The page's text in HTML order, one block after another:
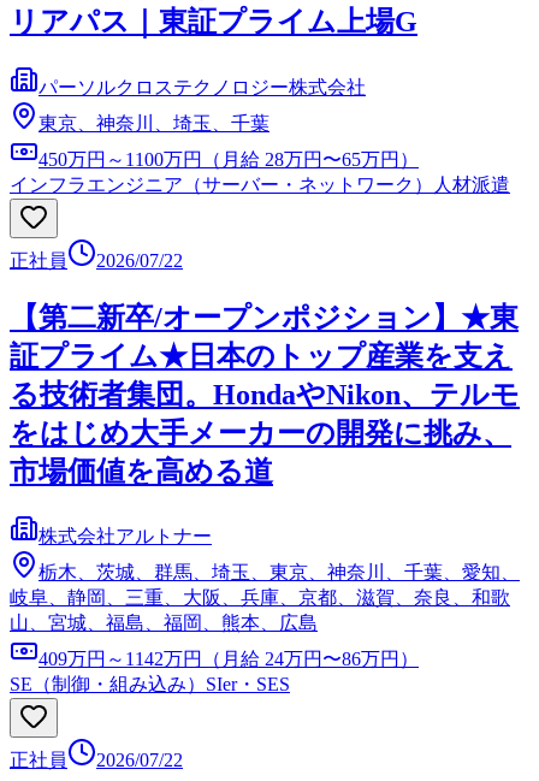
リアパス｜東証プライム上場G
パーソルクロステクノロジー株式会社
東京、神奈川、埼玉、千葉
450万円～1100万円（月給 28万円〜65万円）
インフラエンジニア（サーバー・ネットワーク）
人材派遣
正社員 2026/07/22
【第二新卒/オープンポジション】★東
証プライム★日本のトップ産業を支え
る技術者集団。HondaやNikon、テルモ
をはじめ大手メーカーの開発に挑み、
市場価値を高める道
株式会社アルトナー
栃木、茨城、群馬、埼玉、東京、神奈川、千葉、愛知、
岐阜、静岡、三重、大阪、兵庫、京都、滋賀、奈良、和歌
山、宮城、福島、福岡、熊本、広島
409万円～1142万円（月給 24万円〜86万円）
SE（制御・組み込み） SIer・SES
正社員 2026/07/22